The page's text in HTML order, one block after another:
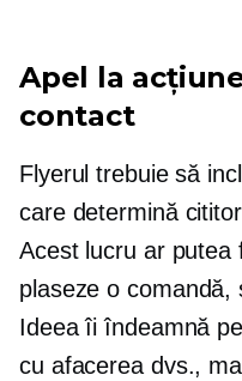
Apel la
contact
Flyerul trebuie să
care determină
Acest lucru ar putea
plaseze o comandă,
Ideea îi îndeamnă
cu afacerea dvs.,